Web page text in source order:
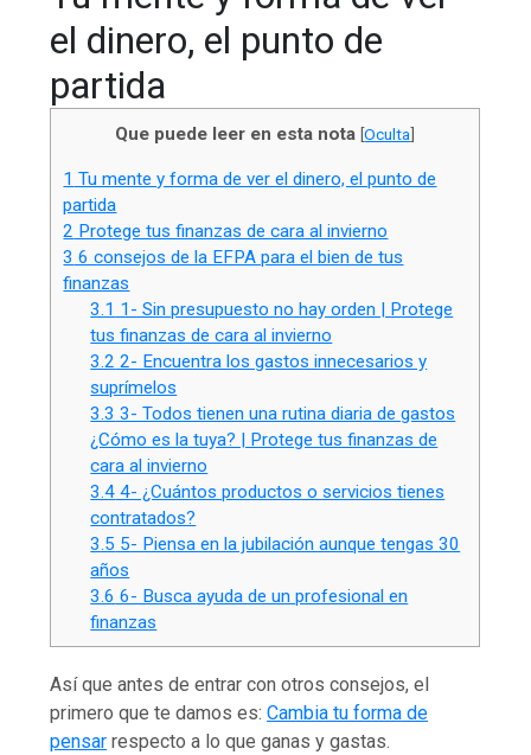
el dinero, el punto de
partida
Que puede leer en esta nota [Oculta]
1 Tu mente y forma de ver el dinero, el punto de
partida
2 Protege tus finanzas de cara al invierno
3 6 consejos de la EFPA para el bien de tus
finanzas
3.1 1- Sin presupuesto no hay orden | Protege
tus finanzas de cara al invierno
3.2 2- Encuentra los gastos innecesarios y
suprímelos
3.3 3- Todos tienen una rutina diaria de gastos
¿Cómo es la tuya? | Protege tus finanzas de
cara al invierno
3.4 4- ¿Cuántos productos o servicios tienes
contratados?
3.5 5- Piensa en la jubilación aunque tengas 30
años
3.6 6- Busca ayuda de un profesional en
finanzas
Así que antes de entrar con otros consejos, el
primero que te damos es:Cambia tu forma de
pensar respecto a lo que ganas y gastas.